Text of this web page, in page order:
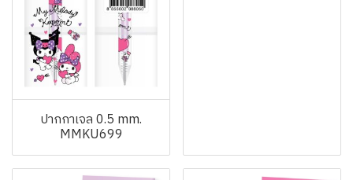
ปากกาเจล 0.5 mm.
MMKU699